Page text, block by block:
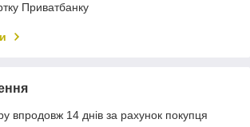
Приватбанку
впродовж 14 днів за рахунок покупця